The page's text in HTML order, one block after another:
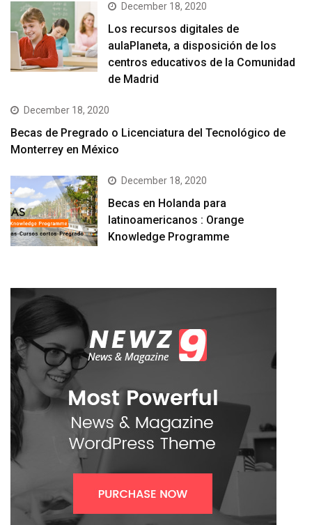
December 18, 2020
Los recursos digitales de
aulaPlaneta, a disposición de los
centros educativos de la Comunidad
de Madrid
December 18, 2020
Becas de Pregrado o Licenciatura del Tecnológico de
Monterrey en México
December 18, 2020
Becas en Holanda para
latinoamericanos : Orange
Knowledge Programme